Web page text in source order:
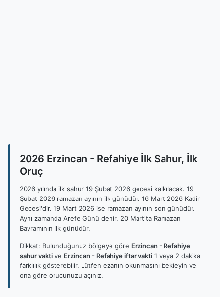
2026 Erzincan - Refahiye İlk Sahur, İlk
Oruç
2026 yılında ilk sahur 19 Şubat 2026 gecesi kalkılacak. 19
Şubat 2026 ramazan ayının ilk günüdür. 16 Mart 2026 Kadir
Gecesi'dir. 19 Mart 2026 ise ramazan ayının son günüdür.
Aynı zamanda Arefe Günü denir. 20 Mart'ta Ramazan
Bayramının ilk günüdür.
Dikkat: Bulunduğunuz bölgeye göre Erzincan - Refahiye
sahur vakti ve Erzincan - Refahiye iftar vakti 1 veya 2 dakika
farklılık gösterebilir. Lütfen ezanın okunmasını bekleyin ve
ona göre orucunuzu açınız.